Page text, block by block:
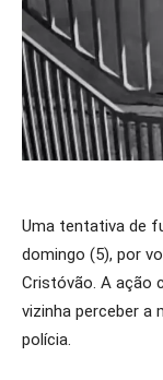
Uma tentativa de
domingo (5), por
Cristóvão. A ação
vizinha perceber a
polícia.